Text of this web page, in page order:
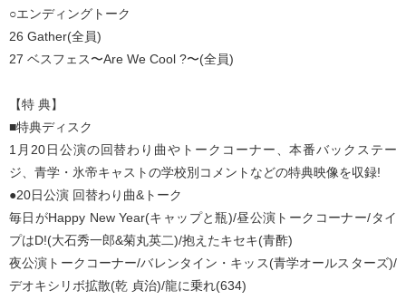
○エンディングトーク
26 Gather(全員)
27 ベスフェス〜Are We Cool ?〜(全員)
【特 典】
■特典ディスク
1月20日公演の回替わり曲やトークコーナー、本番バックステー
ジ、青学・氷帝キャストの学校別コメントなどの特典映像を収録!
●20日公演 回替わり曲&トーク
毎日がHappy New Year(キャップと瓶)/昼公演トークコーナー/タイ
プはD!(大石秀一郎&菊丸英二)/抱えたキセキ(青酢)
夜公演トークコーナー/バレンタイン・キッス(青学オールスターズ)/
デオキシリボ拡散(乾 貞治)/龍に乗れ(634)